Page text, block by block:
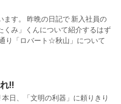
ます。 昨晩の日記で 新入社員の
くみ」くんについて紹介するはず
り「ロバート☆秋山」について
‼
本日、「文明の利器」に頼りきり